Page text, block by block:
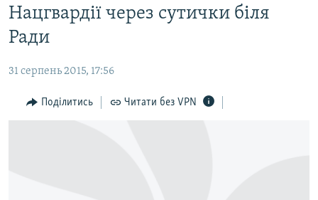
матеріалу
Перейти
до
основної
навігації
Перейти
до
ВІДЕО ТА ФОТО
БЛОГИ
ПОГЛЯД
Нацгвардії через сутички біля
Ради
31 серпень 2015, 17:56
Поділитись Читати без VPN